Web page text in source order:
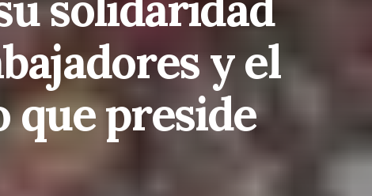
y el
que preside